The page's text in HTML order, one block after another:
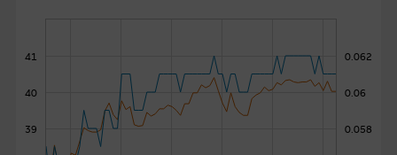
0.058
0.06
0.062
39
40
41